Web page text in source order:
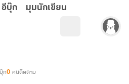
อีบุ๊ก มุมนักเขียน
ก0 คนติดตาม